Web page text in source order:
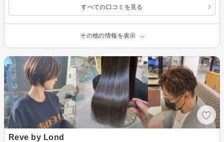
すべての口コミを見る
その他の情報を表示
Reve by Lond